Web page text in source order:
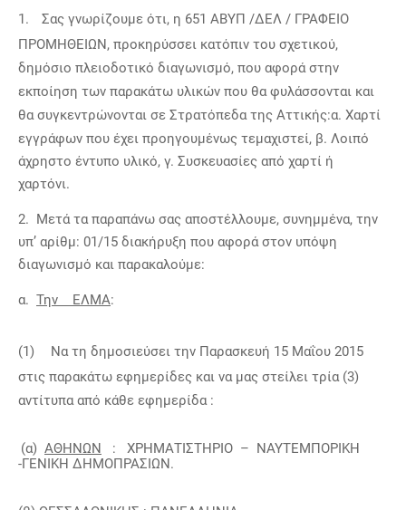
1.
Σας γνωρίζουμε ότι, η 651 ΑΒΥΠ /ΔΕΛ / ΓΡΑΦΕΙΟ
ΠΡΟΜΗΘΕΙΩΝ, προκηρύσσει κατόπιν του σχετικού,
δημόσιο πλειοδοτικό διαγωνισμό, που αφορά στην
εκποίηση των παρακάτω υλικών που θα φυλάσσονται και
θα συγκεντρώνονται σε Στρατόπεδα της Αττικής:α. Χαρτί
εγγράφων που έχει προηγουμένως τεμαχιστεί, β. Λοιπό
άχρηστο έντυπο υλικό, γ. Συσκευασίες από χαρτί ή
χαρτόνι.
2. Μετά τα παραπάνω σας αποστέλλουμε, συνημμένα, την
υπ’ αρίθμ: 01/15 διακήρυξη που αφορά στον υπόψη
διαγωνισμό και παρακαλούμε:
α. Την ΕΛΜΑ:
(1)
Να τη δημοσιεύσει την Παρασκευή 15 Μαΐου 2015
στις παρακάτω εφημερίδες και να μας στείλει τρία (3)
αντίτυπα από κάθε εφημερίδα :
(α) ΑΘΗΝΩΝ : ΧΡΗΜΑΤΙΣΤΗΡΙΟ – ΝΑΥΤΕΜΠΟΡΙΚΗ
-ΓΕΝΙΚΗ ΔΗΜΟΠΡΑΣΙΩΝ.